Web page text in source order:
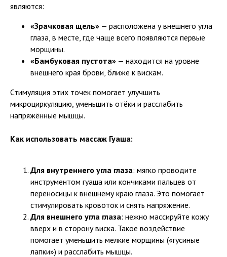
являются:
«Зрачковая щель» — расположена у внешнего угла
глаза, в месте, где чаще всего появляются первые
морщины.
«Бамбуковая пустота» — находится на уровне
внешнего края брови, ближе к вискам.
Стимуляция этих точек помогает улучшить
микроциркуляцию, уменьшить отёки и расслабить
напряжённые мышцы.
Как использовать массаж Гуаша:
Для внутреннего угла глаза: мягко проводите
инструментом гуаша или кончиками пальцев от
переносицы к внешнему краю глаза. Это помогает
стимулировать кровоток и снять напряжение.
Для внешнего угла глаза: нежно массируйте кожу
вверх и в сторону виска. Такое воздействие
помогает уменьшить мелкие морщины («гусиные
лапки») и расслабить мышцы.